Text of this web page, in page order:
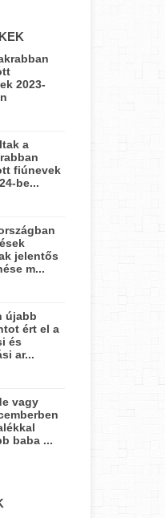
2023-
a
fiúnevek
be...
jelentős
m...
újabb
ért el a
és
ar...
vagy
baba ...